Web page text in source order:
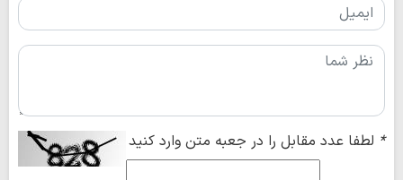
* لطفا عدد مقابل را در جعبه متن وارد کنید